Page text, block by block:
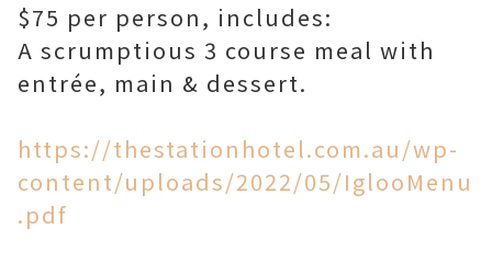
$75 per person, includes:
A scrumptious 3 course meal with
entrée, main & dessert.
https://thestationhotel.com.au/wp-
content/uploads/2022/05/IglooMenu
.pdf